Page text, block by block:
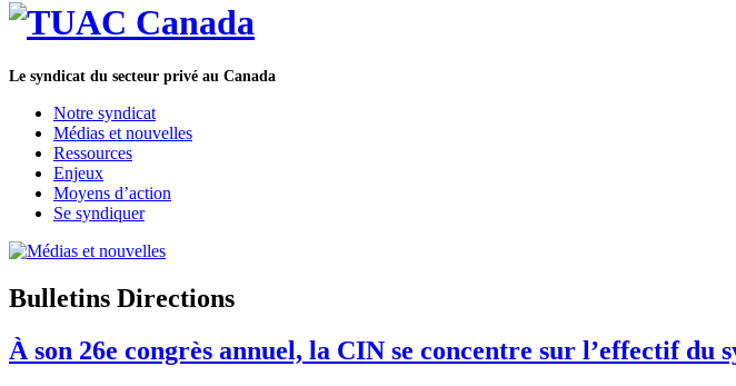
Le syndicat du secteur privé au Canada
Notre syndicat
Médias et nouvelles
Ressources
Enjeux
Moyens d’action
Se syndiquer
Bulletins Directions
À son 26e congrès annuel, la CIN se concentre sur l’effectif